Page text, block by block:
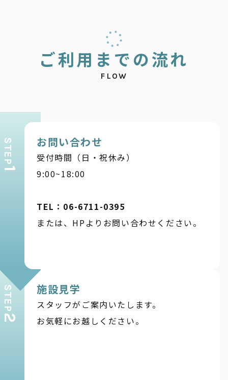
ご利用 ま での流れ
FLOW
STEP
1
お問い合わせ
受付時間（日・祝休み）
9:00~18:00
TEL：06-6711-0395
または、HPよりお問い合わせください。
STEP
2
施設見学
スタッフがご案内いたします。
お気軽にお越しください。